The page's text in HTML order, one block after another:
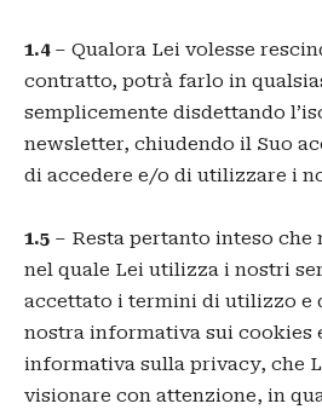
1.4– Qualora Lei volesse
contratto, potrà farlo in
semplicemente disdettando
newsletter, chiudendo il Suo
di accedere e/o di utilizzare i
1.5 – Resta pertanto inteso che
nel quale Lei utilizza i nostri
accettato i termini di utilizzo e
nostra informativa sui cookies
informativa sulla privacy, che
visionare con attenzione, in